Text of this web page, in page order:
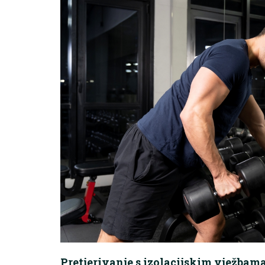
Pretjerivanje s izolacijskim